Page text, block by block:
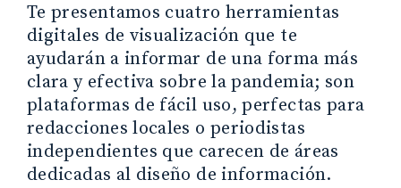
Te presentamos cuatro herramientas
digitales de visualización que te
ayudarán a informar de una forma más
clara y efectiva sobre la pandemia; son
plataformas de fácil uso, perfectas para
redacciones locales o periodistas
independientes que carecen de áreas
dedicadas al diseño de información.